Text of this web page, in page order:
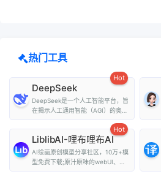
热门工具
Hot
DeepSeek
DeepSeek是一个人工智能平台，旨
在揭示人工通用智能（AGI）的奥
Hot
LiblibAI-哩布哩布AI
AI绘画原创模型分享社区，10万+模
型免费下载;原汁原味的webUI、